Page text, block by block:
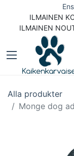
ILMAINEN
ILMAINEN
Alla produkter
Monge dog